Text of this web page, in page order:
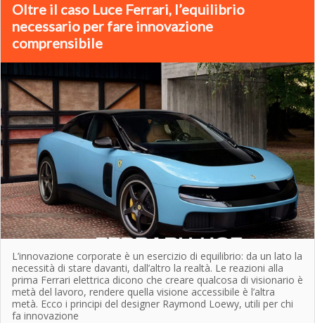
Oltre il caso Luce Ferrari, l’equilibrio
necessario per fare innovazione
comprensibile
L’innovazione corporate è un esercizio di equilibrio: da un lato la
necessità di stare davanti, dall’altro la realtà. Le reazioni alla
prima Ferrari elettrica dicono che creare qualcosa di visionario è
metà del lavoro, rendere quella visione accessibile è l’altra
metà. Ecco i principi del designer Raymond Loewy, utili per chi
fa innovazione